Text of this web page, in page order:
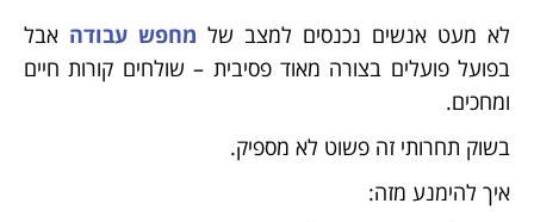
לא מעט אנשים נכנסים למצב של מחפש עבודה אבל
בפועל פועלים בצורה מאוד פסיבית – שולחים קורות חיים
ומחכים.
בשוק תחרותי זה פשוט לא מספיק.
איך להימנע מזה: